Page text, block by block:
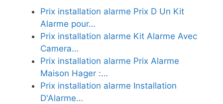
Prix installation alarme Prix D Un Kit
Alarme pour…
Prix installation alarme Kit Alarme Avec
Camera…
Prix installation alarme Prix Alarme
Maison Hager :…
Prix installation alarme Installation
D'Alarme…